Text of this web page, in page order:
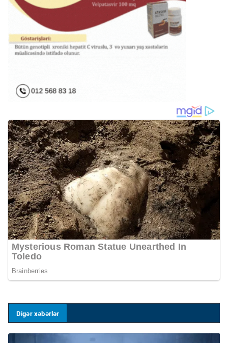
Digər xəbərlər